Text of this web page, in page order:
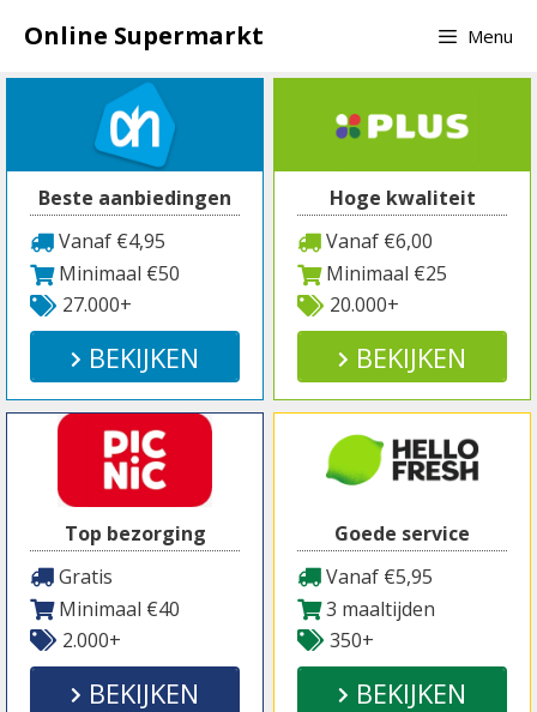
naar
inhoud
Online Supermarkt Menu
Beste aanbiedingen
Vanaf €4,95
Minimaal €50
27.000+
BEKIJKEN
Hoge kwaliteit
Vanaf €6,00
Minimaal €25
20.000+
BEKIJKEN
Top bezorging
Gratis
Minimaal €40
2.000+
BEKIJKEN
Goede service
Vanaf €5,95
3 maaltijden
350+
BEKIJKEN